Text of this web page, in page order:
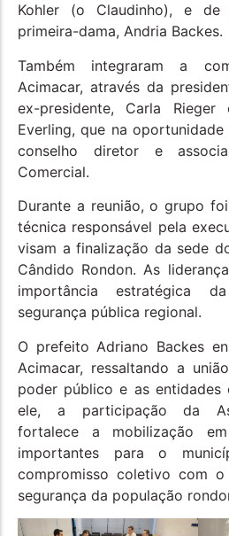
Kohler (o Claudinho), e de
primeira-dama, Andria Backes.
Também integraram a
Acimacar, através da
ex-presidente, Carla
Everling, que na
conselho diretor e
Comercial.
Durante a reunião, o grupo
técnica responsável pela
visam a finalização da sede
Cândido Rondon. As
importância estratégica
segurança pública regional.
O prefeito Adriano Backes
Acimacar, ressaltando a
poder público e as entidades
ele, a participação da
fortalece a mobilização
importantes para o
compromisso coletivo com
segurança da população